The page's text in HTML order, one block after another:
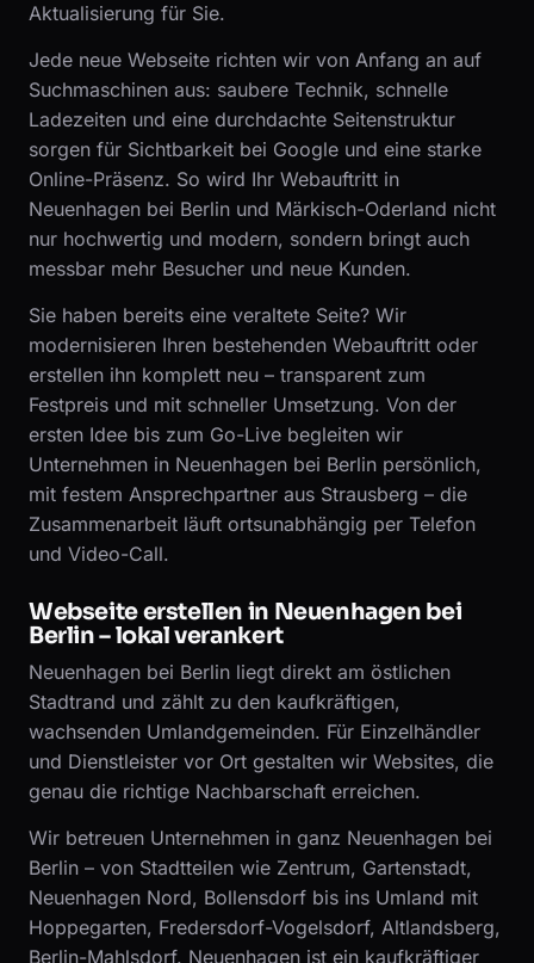
Aktualisierung für Sie.
Jede neue Webseite richten wir von Anfang an auf
Suchmaschinen aus: saubere Technik, schnelle
Ladezeiten und eine durchdachte Seitenstruktur
sorgen für Sichtbarkeit bei Google und eine starke
Online-Präsenz. So wird Ihr Webauftritt in
Neuenhagen bei Berlin und Märkisch-Oderland nicht
nur hochwertig und modern, sondern bringt auch
messbar mehr Besucher und neue Kunden.
Sie haben bereits eine veraltete Seite? Wir
modernisieren Ihren bestehenden Webauftritt oder
erstellen ihn komplett neu – transparent zum
Festpreis und mit schneller Umsetzung. Von der
ersten Idee bis zum Go-Live begleiten wir
Unternehmen in Neuenhagen bei Berlin persönlich,
mit festem Ansprechpartner aus Strausberg – die
Zusammenarbeit läuft ortsunabhängig per Telefon
und Video-Call.
Webseite erstellen in Neuenhagen bei
Berlin – lokal verankert
Neuenhagen bei Berlin liegt direkt am östlichen
Stadtrand und zählt zu den kaufkräftigen,
wachsenden Umlandgemeinden. Für Einzelhändler
und Dienstleister vor Ort gestalten wir Websites, die
genau die richtige Nachbarschaft erreichen.
Wir betreuen Unternehmen in ganz Neuenhagen bei
Berlin – von Stadtteilen wie Zentrum, Gartenstadt,
Neuenhagen Nord, Bollensdorf bis ins Umland mit
Hoppegarten, Fredersdorf-Vogelsdorf, Altlandsberg,
Berlin-Mahlsdorf. Neuenhagen ist ein kaufkräftiger